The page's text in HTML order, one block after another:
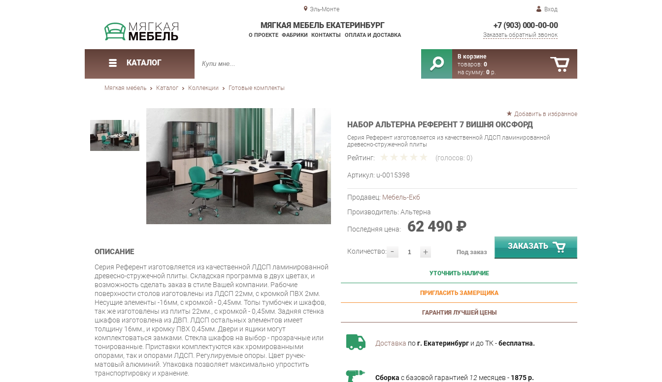
Эль-Монте Вход
+7 (903) 000-00-00
Заказать обратный звонок
МЯГКАЯ МЕБЕЛЬ ЕКАТЕРИНБУРГ
О ПРОЕКТЕ ФАБРИКИ КОНТАКТЫ ОПЛАТА И ДОСТАВКА
КАТАЛОГ
В корзине
товаров: 0
на сумму: 0 р.
Мягкая мебель Каталог Коллекции Готовые комплекты
Добавить в избранное
НАБОР АЛЬТЕРНА РЕФЕРЕНТ 7 ВИШНЯ ОКСФОРД
Серия Референт изготовляется из качественной ЛДСП ламинированной
древесно-стружечной плиты
Рейтинг: (голосов: 0)
Артикул: u-0015398
Продавец: Мебель-Екб
Производитель: Альтерна
Последняя цена: 62 490 ₽
- +
Количество: Под заказ
ЗАКАЗАТЬ
УТОЧНИТЬ НАЛИЧИЕ
ПРИГЛАСИТЬ ЗАМЕРЩИКА
ГАРАНТИЯ ЛУЧШЕЙ ЦЕНЫ
Доставка пог. Екатеринбург и до ТК -бесплатна.
Сборка с базовой гарантией 12 месяцев - 1875 р.
ОПИСАНИЕ
Серия Референт изготовляется из качественной ЛДСП ламинированной
древесно-стружечной плиты. Складская программа в двух цветах, и
возможность сделать заказ в стиле Вашей компании. Рабочие
поверхности столов изготовлены из ЛДСП 22мм, с кромкой ПВХ 2мм.
Несущие элементы -16мм, с кромкой - 0,45мм. Топы тумбочек и шкафов,
так же изготовлены из плиты 22мм., с кромкой - 0,45мм. Задняя стенка
шкафов изготовлена из ДВП. ЛДСП остальных элементов имеет
толщину 16мм., и кромку ПВХ 0,45мм. Двери и ящики могут
комплектоваться замками. Стекла шкафов на выбор - прозрачные или
тонированные. Приставки комплектуются как хромированными
опорами, так и опорами ЛДСП. Регулируемые опоры. Цвет ручек-
матовый алюминий. Упаковка позволяет максимально упростить
транспортировку и хранение.